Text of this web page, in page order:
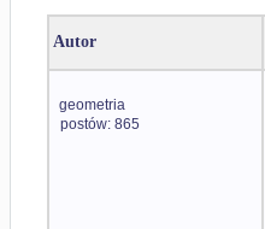
Autor
geometria
postów: 865